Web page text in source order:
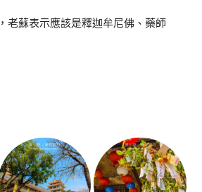
老蘇表示應該是釋迦牟尼佛、藥師